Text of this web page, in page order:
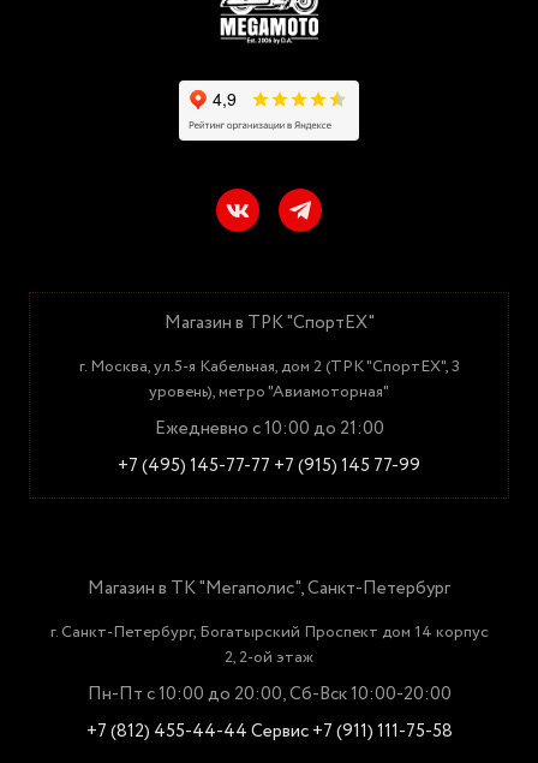
Магазин в ТРК "СпортЕХ"
г. Москва, ул.5-я Кабельная, дом 2 (ТРК "СпортЕХ", 3
уровень), метро "Авиамоторная"
Ежедневно с 10:00 до 21:00
+7 (495) 145-77-77 +7 (915) 145 77-99
Магазин в ТК "Мегаполис", Санкт-Петербург
г. Санкт-Петербург, Богатырский Проспект дом 14 корпус
2, 2-ой этаж
Пн-Пт с 10:00 до 20:00, Сб-Вск 10:00-20:00
+7 (812) 455-44-44Сервис +7 (911) 111-75-58